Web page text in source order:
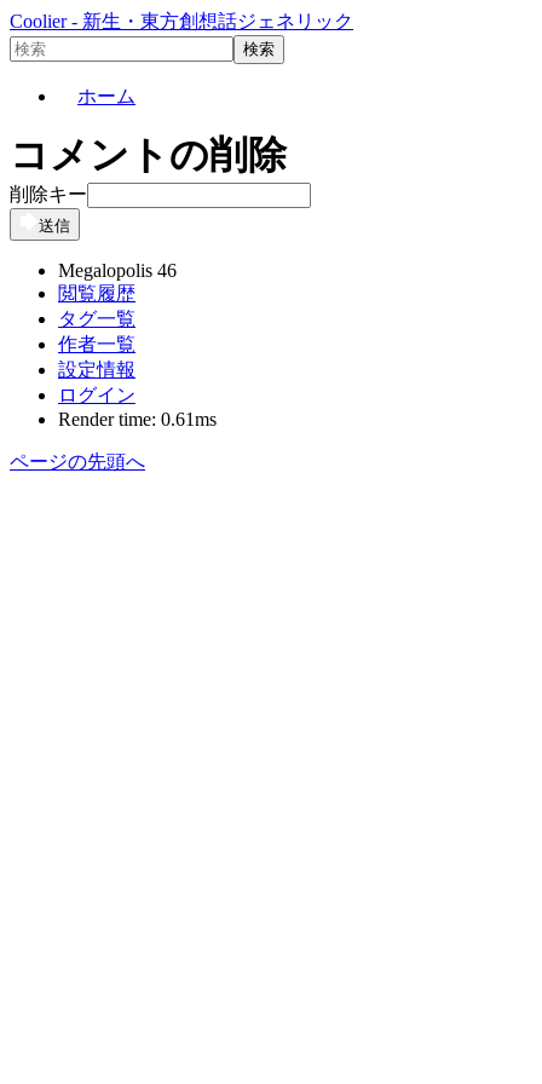
Coolier - 新生・東方創想話ジェネリック
ホーム
コメントの削除
削除キー
送信
Megalopolis 46
閲覧履歴
タグ一覧
作者一覧
設定情報
ログイン
Render time: 0.61ms
ページの先頭へ